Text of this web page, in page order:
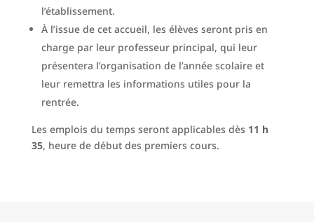
l’établissement.
À l’issue de cet accueil, les élèves seront pris en
charge par leur professeur principal, qui leur
présentera l’organisation de l’année scolaire et
leur remettra les informations utiles pour la
rentrée.
Les emplois du temps seront applicables dès 11 h
35, heure de début des premiers cours.